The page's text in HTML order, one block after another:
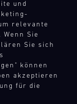
und
relevante
Sie
Sie sich
können
akzeptieren
für die